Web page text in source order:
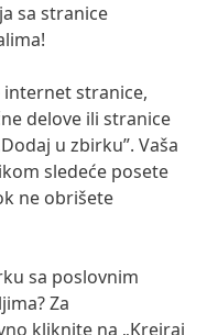
sa stranice
stranice,
delove ili stranice
u zbirku”. Vaša
sledeće posete
ne obrišete
sa poslovnim
Za
kliknite na „Kreiraj